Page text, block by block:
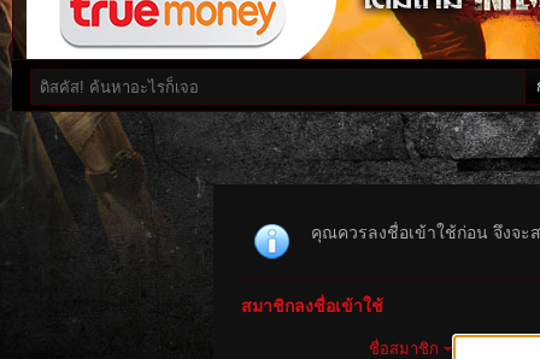
คุณควรลงชื่อเข้าใช้ก่อน จึงจะ
สมาชิกลงชื่อเข้าใช้
ชื่อสมาชิก